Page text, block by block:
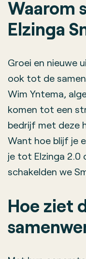
Waarom
Elzinga
Groei en nieuwe
ook tot de
Wim Yntema,
komen tot een
bedrijf met deze
Want hoe blijf je
je tot Elzinga 2.0
schakelden we
Hoe ziet